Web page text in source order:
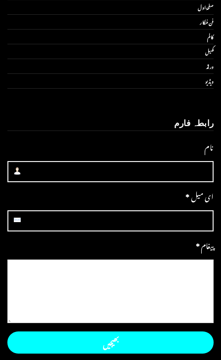
صفحۂ اول
فن فنکار
کالم
کھیل
ورلڈ
ویڈیو
رابطہ فارم
نام
ای میل*
پیغام*